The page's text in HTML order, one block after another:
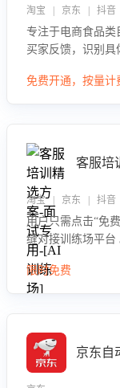
淘宝 | 京东 | 抖音
专注于电商食品类
买家反馈，识别
低退款率，提升售
免费开通，按量计
客服培
淘宝 | 京东 | 抖音
用户只需点击“免
缝对接训练场平台
售后处理等全场景
间，助力企业快速
限时免费
京东自